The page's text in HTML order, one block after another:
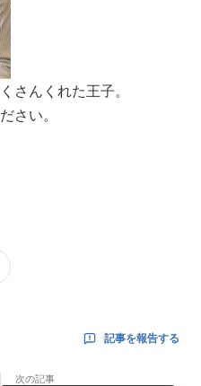
さんくれた王子。
さい。
記事を報告する
次の記事